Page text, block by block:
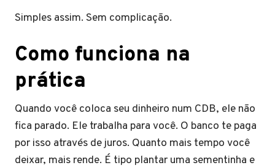
Simples assim. Sem complicação.
​Como funciona na
prática
Quando você coloca seu dinheiro num CDB, ele não
fica parado. Ele trabalha para você. O banco te paga
por isso através de juros. Quanto mais tempo você
deixar, mais rende. É tipo plantar uma sementinha e